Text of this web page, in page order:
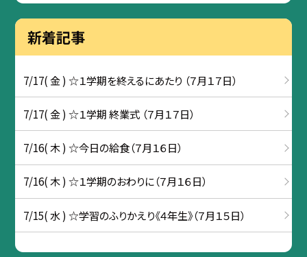
新着記事
7/17( 金 ) ☆１学期を終えるにあたり （７月１７日）
7/17( 金 ) ☆１学期 終業式 （７月１７日）
7/16( 木 ) ☆今日の給食（７月１６日）
7/16( 木 ) ☆１学期のおわりに（７月１６日）
7/15( 水 ) ☆学習のふりかえり《４年生》（７月１５日）